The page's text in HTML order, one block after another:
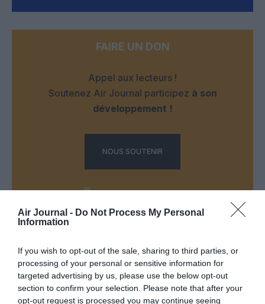
Air Journal - Do Not Process My Personal
Information
If you wish to opt-out of the sale, sharing to third parties, or
processing of your personal or sensitive information for
targeted advertising by us, please use the below opt-out
section to confirm your selection. Please note that after your
opt-out request is processed you may continue seeing
FAIRE UN DON
Appel aux lecteurs !
Soutenez Air Journal participez à son
développement !
NOUS SOUTENIR
DERNIERS COMMENTAIRES
a commenté l'article :